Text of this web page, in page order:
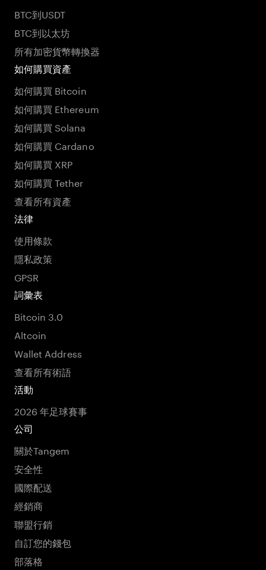
BTC到USDT
BTC到以太坊
所有加密貨幣轉換器
如何購買資產
如何購買 Bitcoin
如何購買 Ethereum
如何購買 Solana
如何購買 Cardano
如何購買 XRP
如何購買 Tether
查看所有資產
法律
使用條款
隱私政策
GPSR
詞彙表
Bitcoin 3.0
Altcoin
Wallet Address
查看所有術語
活動
2026 年足球賽事
公司
關於Tangem
安全性
國際配送
經銷商
聯盟行銷
自訂您的錢包
部落格